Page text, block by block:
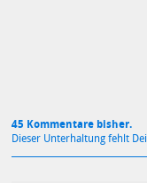
45 Kommentare bisher.
Dieser Unterhaltung fehlt